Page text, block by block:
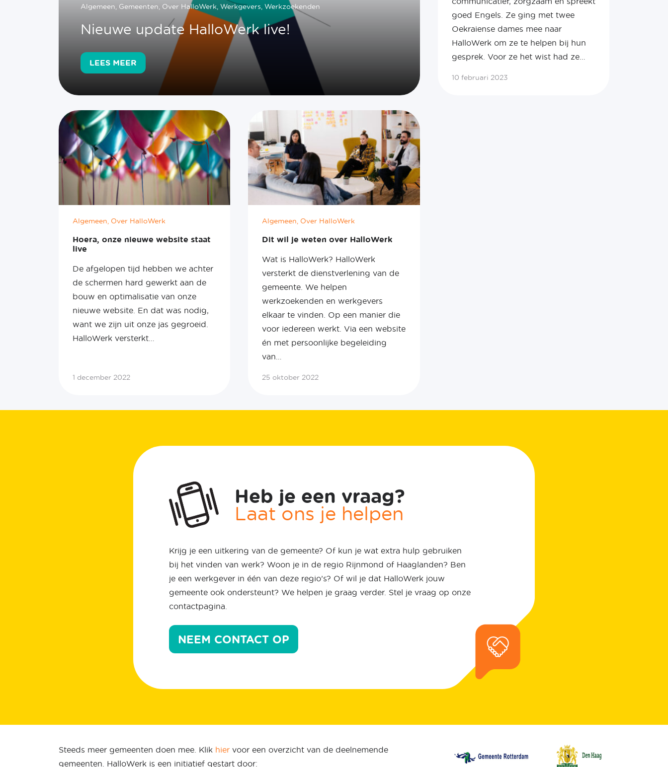
Algemeen, Gemeenten, Over HalloWerk, Werkgevers, Werkzoekenden
Nieuwe update HalloWerk live!
LEES MEER
goed Engels. Ze ging met twee
Oekraiense dames mee naar
HalloWerk om ze te helpen bij hun
gesprek. Voor ze het wist had ze…
10 februari 2023
Algemeen, Over HalloWerk
Hoera, onze nieuwe website staat
live
De afgelopen tijd hebben we achter
de schermen hard gewerkt aan de
bouw en optimalisatie van onze
nieuwe website. En dat was nodig,
want we zijn uit onze jas gegroeid.
HalloWerk versterkt…
1 december 2022
Algemeen, Over HalloWerk
Dit wil je weten over HalloWerk
Wat is HalloWerk?​ HalloWerk
versterkt de dienstverlening van de
gemeente. We helpen
werkzoekenden en werkgevers
elkaar te vinden. Op een manier die
voor iedereen werkt. Via een website
én met persoonlijke begeleiding
van…
25 oktober 2022
Heb je een vraag?
Laat ons je helpen
Krijg je een uitkering van de gemeente? Of kun je wat extra hulp gebruiken
bij het vinden van werk? Woon je in de regio Rijnmond of Haaglanden? Ben
je een werkgever in één van deze regio’s? Of wil je dat HalloWerk jouw
gemeente ook ondersteunt? We helpen je graag verder. Stel je vraag op onze
contactpagina.
NEEM CONTACT OP
Steeds meer gemeenten doen mee. Klik hier voor een overzicht van de deelnemende
gemeenten. HalloWerk is een initiatief gestart door: